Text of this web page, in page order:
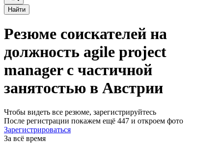
Найти
Резюме соискателей на
должность agile project
manager с частичной
занятостью в Австрии
Чтобы видеть все резюме, зарегистрируйтесь
После регистрации покажем ещё 447 и откроем фото
Зарегистрироваться
За всё время